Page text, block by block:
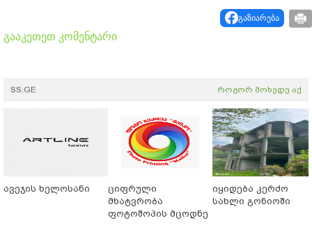
გაზიარება
გააკეთეთ კომენტარი
SS.GE როგორ მოხვდე აქ
ავეჯის ხელოსანი
ციფრული
მხატვრობა
ფოტოშოპის მცოდნე
იყიდება კერძო
სახლი გონიოში